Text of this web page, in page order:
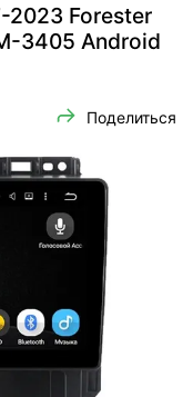
2023 Forester
3405 Android
Поделиться